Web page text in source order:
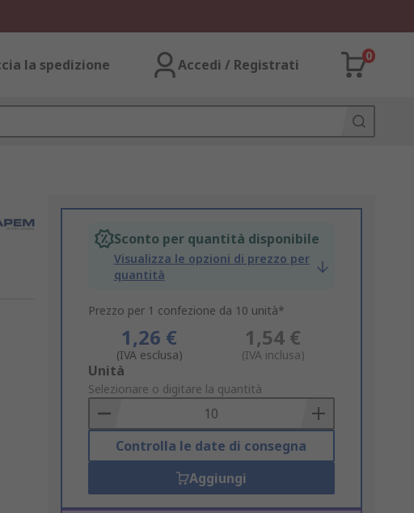
la spedizione Accedi / Registrati
0
Sconto per quantità disponibile
Visualizza le opzioni di prezzo per
quantità
Prezzo per 1 confezione da 10 unità*
1,26 €
(IVA esclusa)
1,54 €
(IVA inclusa)
Add
to
Basket
Unità
Selezionare o digitare la quantità
Controlla le date di consegna
Aggiungi